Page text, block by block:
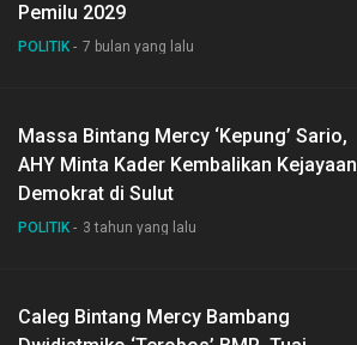
Pemilu 2029
POLITIK 7 bulan yang lalu
Massa Bintang Mercy ‘Kepung’ Sario,
AHY Minta Kader Kembalikan Kejayaan
Demokrat di Sulut
POLITIK 3 tahun yang lalu
Caleg Bintang Mercy Bambang